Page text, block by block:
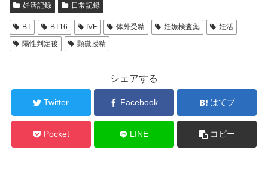
妊活記録 日常記録
BT BT16 IVF 体外受精 妊娠検査薬
妊活
陽性判定後
顕微授精
シェアする
Twitter Facebook はてブ
Pocket LINE コピー